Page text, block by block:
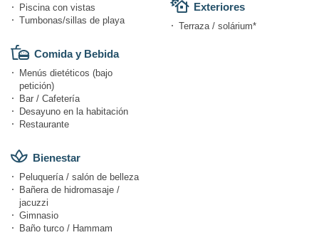
Piscina con vistas
Tumbonas/sillas de playa
Comida y Bebida
Menús dietéticos (bajo
petición)
Bar / Cafetería
Desayuno en la habitación
Restaurante
Bienestar
Peluquería / salón de belleza
Bañera de hidromasaje /
jacuzzi
Gimnasio
Baño turco / Hammam
Exteriores
Terraza / solárium*